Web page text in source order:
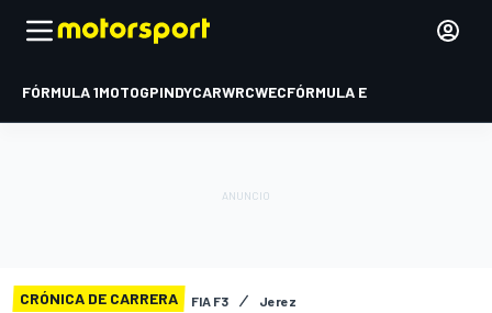
FÓRMULA 1MOTOGPINDYCARWRCWECFÓRMULA E
CRÓNICA DE CARRERA FIA F3 Jerez